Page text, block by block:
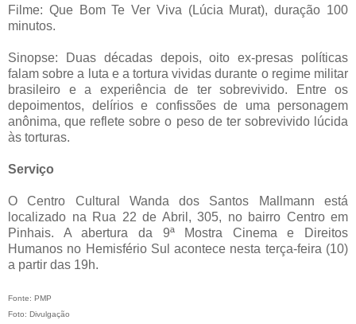
Filme: Que Bom Te Ver Viva (Lúcia Murat), duração 100
minutos.
Sinopse: Duas décadas depois, oito ex-presas políticas
falam sobre a luta e a tortura vividas durante o regime militar
brasileiro e a experiência de ter sobrevivido. Entre os
depoimentos, delírios e confissões de uma personagem
anônima, que reflete sobre o peso de ter sobrevivido lúcida
às torturas.
Serviço
O Centro Cultural Wanda dos Santos Mallmann está
localizado na Rua 22 de Abril, 305, no bairro Centro em
Pinhais. A abertura da 9ª Mostra Cinema e Direitos
Humanos no Hemisfério Sul acontece nesta terça-feira (10)
a partir das 19h.
Fonte: PMP
Foto: Divulgação